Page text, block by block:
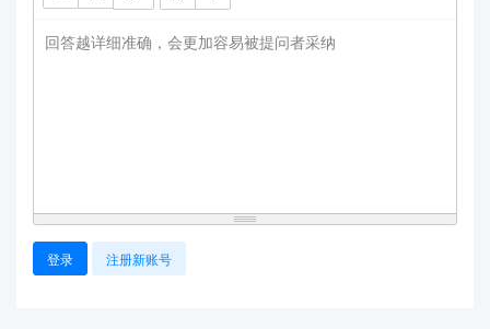
回答越详细准确，会更加容易被提问者采纳
登录 注册新账号